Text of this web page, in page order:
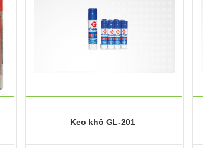
Keo khô GL-201